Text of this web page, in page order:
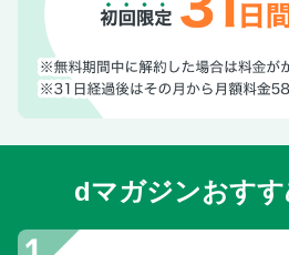
dマガジンおす